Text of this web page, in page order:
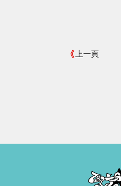
上一頁